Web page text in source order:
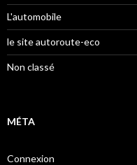
L'automobile
le site autoroute-eco
Non classé
MÉTA
Connexion